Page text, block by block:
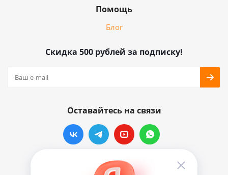
Помощь
Блог
Скидка 500 рублей за подписку!
Оставайтесь на связи
Наши контакты